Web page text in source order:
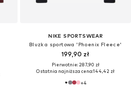
NIKE SPORTSWEAR
Bluzka sportowa 'Phoenix Fleece'
199,90 zł
Pierwotnie: 287,90 zł
Ostatnia najniższa cena:144,42 zł
+4